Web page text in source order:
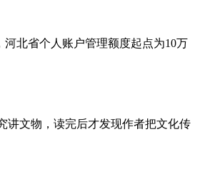
北省个人账户管理额度起点为10万
讲文物，读完后才发现作者把文化传